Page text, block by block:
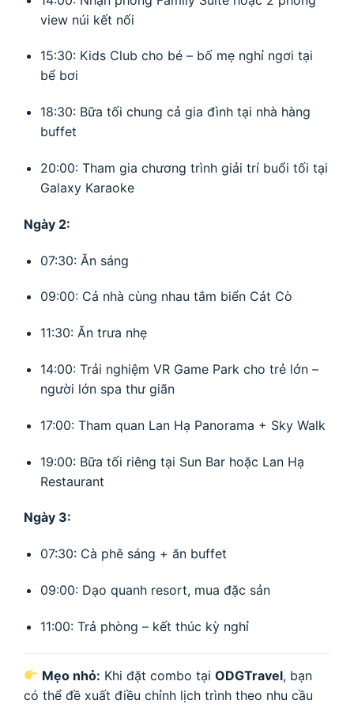
view núi kết nối
15:30: Kids Club cho bé – bố mẹ nghỉ ngơi tại
bể bơi
18:30: Bữa tối chung cả gia đình tại nhà hàng
buffet
20:00: Tham gia chương trình giải trí buổi tối tại
Galaxy Karaoke
Ngày 2:
07:30: Ăn sáng
09:00: Cả nhà cùng nhau tắm biển Cát Cò
11:30: Ăn trưa nhẹ
14:00: Trải nghiệm VR Game Park cho trẻ lớn –
người lớn spa thư giãn
17:00: Tham quan Lan Hạ Panorama + Sky Walk
19:00: Bữa tối riêng tại Sun Bar hoặc Lan Hạ
Restaurant
Ngày 3:
07:30: Cà phê sáng + ăn buffet
09:00: Dạo quanh resort, mua đặc sản
11:00: Trả phòng – kết thúc kỳ nghỉ
Mẹo nhỏ: Khi đặt combo tạiODGTravel, bạn
có thể đề xuất điều chỉnh lịch trình theo nhu cầu